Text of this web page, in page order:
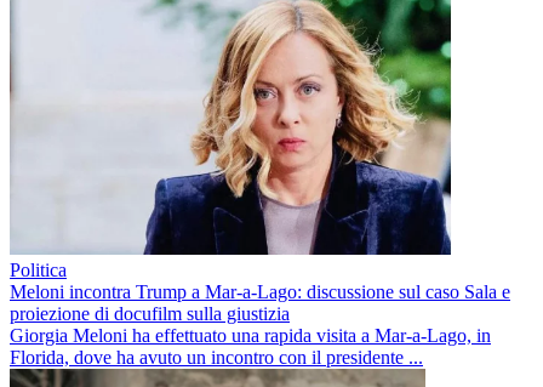
Politica
Meloni incontra Trump a Mar-a-Lago: discussione sul caso Sala e
proiezione di docufilm sulla giustizia
Giorgia Meloni ha effettuato una rapida visita a Mar-a-Lago, in
Florida, dove ha avuto un incontro con il presidente ...